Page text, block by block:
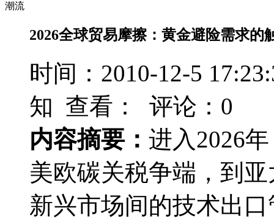
潮流
2026全球贸易摩擦：黄金避险需求的
时间：2010-12-5
知 查看：
评论：0
内容摘要： 进入2026
美欧碳关税争端，到
新兴市场间的技术出